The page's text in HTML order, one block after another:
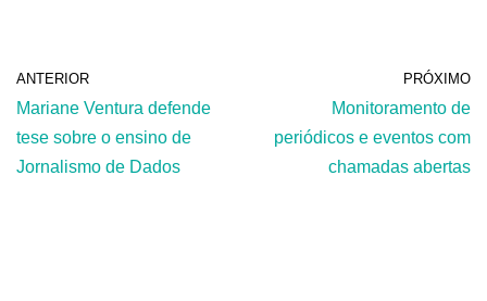
ANTERIOR
Mariane Ventura defende
tese sobre o ensino de
Jornalismo de Dados
PRÓXIMO
Monitoramento de
periódicos e eventos com
chamadas abertas